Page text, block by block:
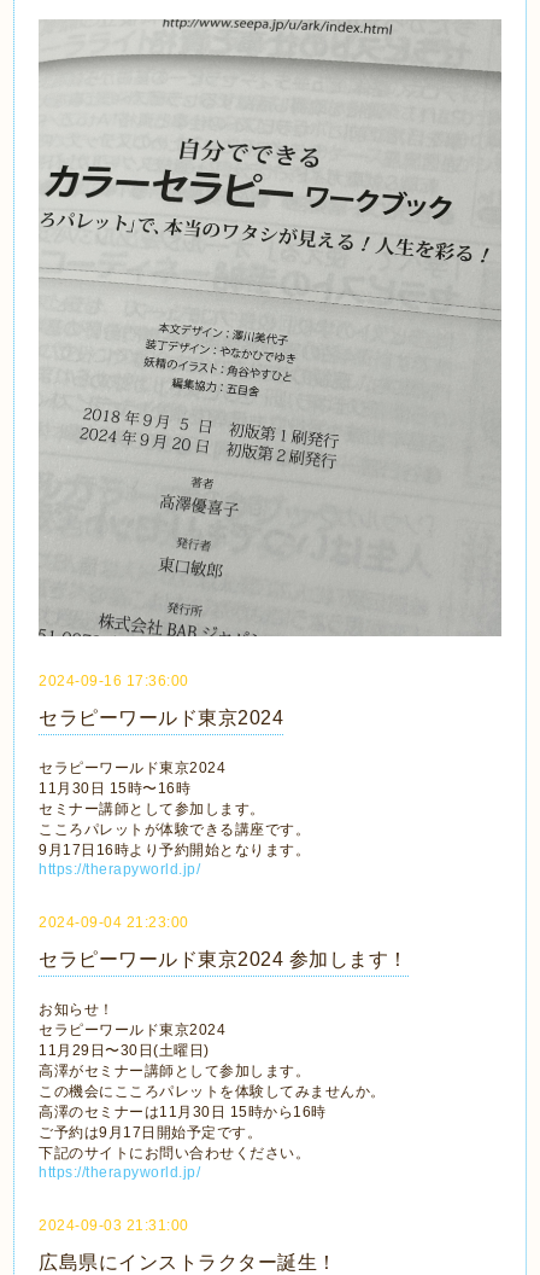
2024-09-16 17:36:00
セラピーワールド東京2024
セラピーワールド東京2024
11月30日 15時〜16時
セミナー講師として参加します。
こころパレットが体験できる講座です。
9月17日16時より予約開始となります。
https://therapyworld.jp/
2024-09-04 21:23:00
セラピーワールド東京2024 参加します！
お知らせ！
セラピーワールド東京2024
11月29日〜30日(土曜日)
高澤がセミナー講師として参加します。
この機会にこころパレットを体験してみませんか。
高澤のセミナーは11月30日 15時から16時
ご予約は9月17日開始予定です。
下記のサイトにお問い合わせください。
https://therapyworld.jp/
2024-09-03 21:31:00
広島県にインストラクター誕生！